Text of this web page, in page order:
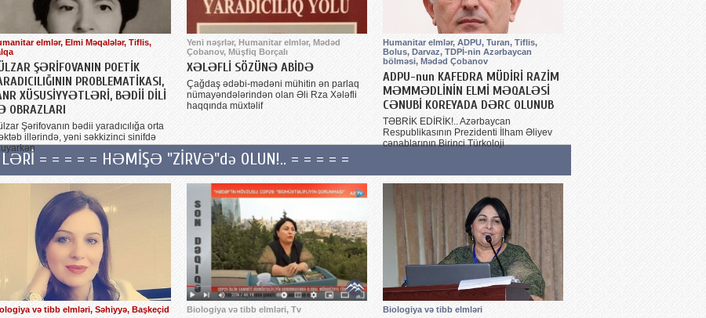
elmlər, Elmi Məqalələr, Tiflis,
ŞƏRİFOVANIN POETİK
PROBLEMATİKASI,
XÜSUSİYYƏTLƏRİ, BƏDİİ DİLİ
OBRAZLARI
Şərifovanın bədii yaradıcılığa orta
illərində, yəni səkkizinci sinifdə
Yeni nəşrlər, Humanitar elmlər, Mədəd
Çobanov, Müşfiq Borçalı
XƏLƏFLİ SÖZÜNƏ ABİDƏ
Çağdaş ədəbi-mədəni mühitin ən parlaq
nümayəndələrindən olan Əli Rza Xələfli
haqqında müxtəlif
Humanitar elmlər, ADPU, Turan, Tiflis,
Bolus, Darvaz, TDPİ-nin Azərbaycan
bölməsi, Mədəd Çobanov
ADPU-nun KAFEDRA MÜDİRİ RAZİM
MƏMMƏDLİNİN ELMİ MƏQALƏSİ
CƏNUBİ KOREYADA DƏRC OLUNUB
TƏBRİK EDİRİK!.. Azərbaycan
Respublikasının Prezidenti İlham Əliyev
cənablarının Birinci Türkoloji
= = = = = HƏMİŞƏ "ZİRVƏ"də OLUN!.. = = = = =
və tibb elmləri, Səhiyyə, Başkeçid Biologiya və tibb elmləri, Tv Biologiya və tibb elmləri